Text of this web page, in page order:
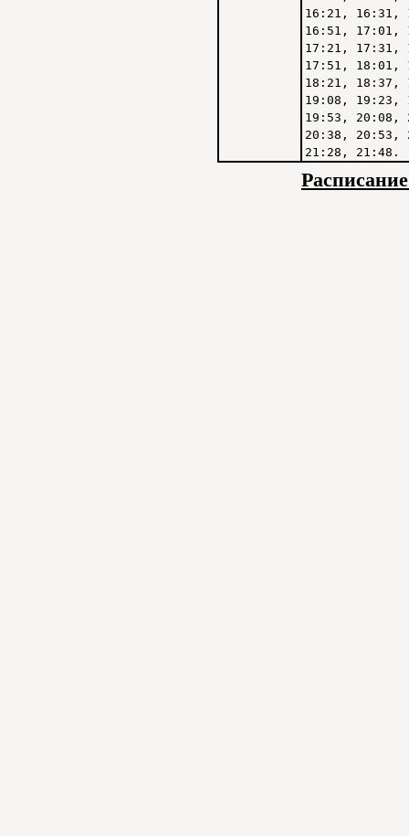
16:21, 16:31,
16:51, 17:01,
17:21, 17:31,
17:51, 18:01,
18:21, 18:37,
19:08, 19:23,
19:53, 20:08,
20:38, 20:53,
21:28, 21:48.